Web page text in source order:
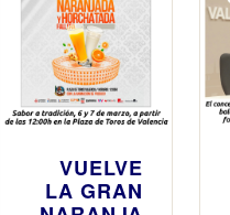
VUELVE
LA GRAN